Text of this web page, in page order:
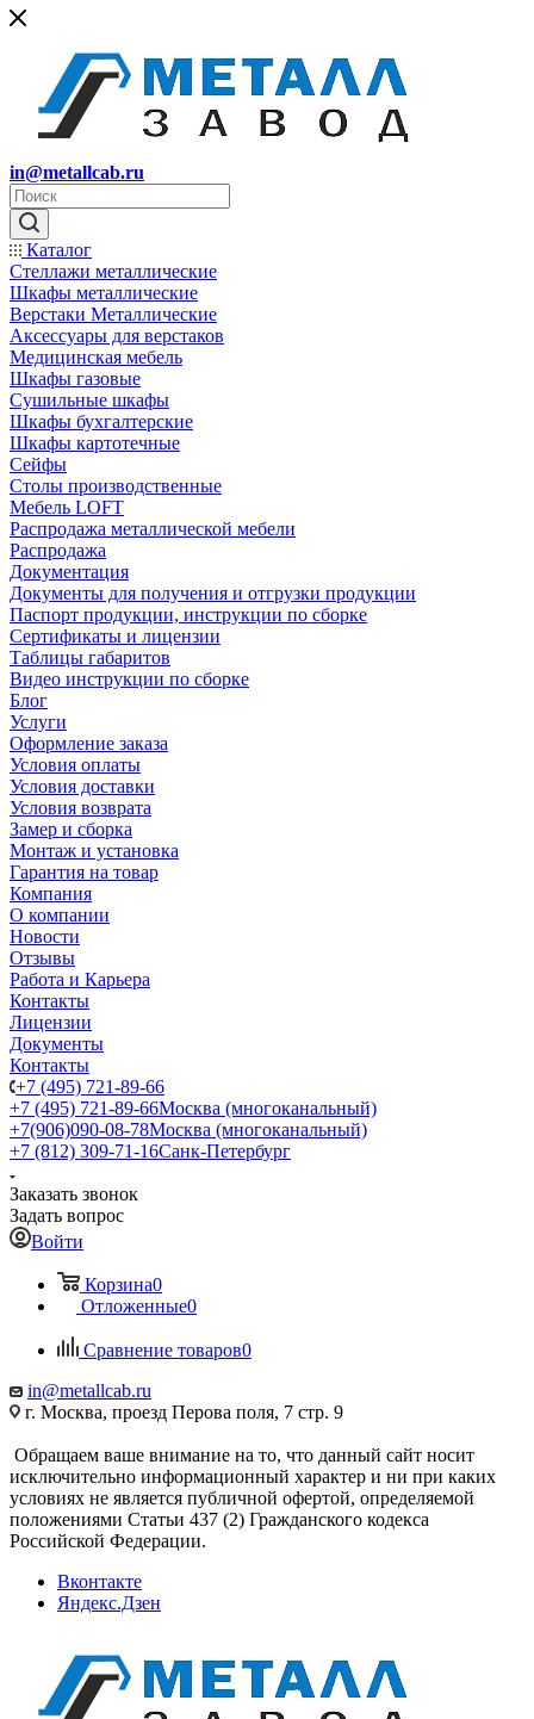
in@metallcab.ru
Каталог
Стеллажи металлические
Шкафы металлические
Верстаки Металлические
Аксессуары для верстаков
Медицинская мебель
Шкафы газовые
Сушильные шкафы
Шкафы бухгалтерские
Шкафы картотечные
Сейфы
Столы производственные
Мебель LOFT
Распродажа металлической мебели
Распродажа
Документация
Документы для получения и отгрузки продукции
Паспорт продукции, инструкции по сборке
Сертификаты и лицензии
Таблицы габаритов
Видео инструкции по сборке
Блог
Услуги
Оформление заказа
Условия оплаты
Условия доставки
Условия возврата
Замер и сборка
Монтаж и установка
Гарантия на товар
Компания
О компании
Новости
Отзывы
Работа и Карьера
Контакты
Лицензии
Документы
Контакты
+7 (495) 721-89-66
+7 (495) 721-89-66Москва (многоканальный)
+7(906)090-08-78Москва (многоканальный)
+7 (812) 309-71-16Санк-Петербург
Заказать звонок
Задать вопрос
Войти
Корзина0
Отложенные0
Сравнение товаров0
in@metallcab.ru
г. Москва, проезд Перова поля, 7 стр. 9
Обращаем ваше внимание на то, что данный сайт носит
исключительно информационный характер и ни при каких
условиях не является публичной офертой, определяемой
положениями Статьи 437 (2) Гражданского кодекса
Российской Федерации.
Вконтакте
Яндекс.Дзен